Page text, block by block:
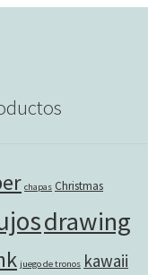
chapas Christmas
drawing
juego de tronos kawaii